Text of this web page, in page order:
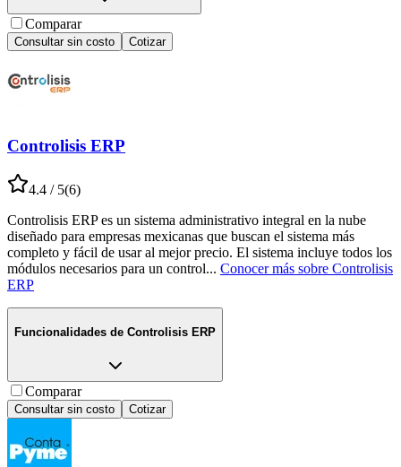
Comparar
Consultar sin costo Cotizar
Controlisis ERP
4.4 / 5(6)
Controlisis ERP es un sistema administrativo integral en la nube
diseñado para empresas mexicanas que buscan el sistema más
completo y fácil de usar al mejor precio. El sistema incluye todos los
módulos necesarios para un control... Conocer más sobre Controlisis
ERP
Funcionalidades de Controlisis ERP
Comparar
Consultar sin costo Cotizar